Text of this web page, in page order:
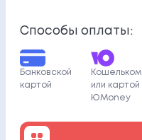
Способы оплаты:
Банковской
картой
Кошельком
или картой
ЮMoney